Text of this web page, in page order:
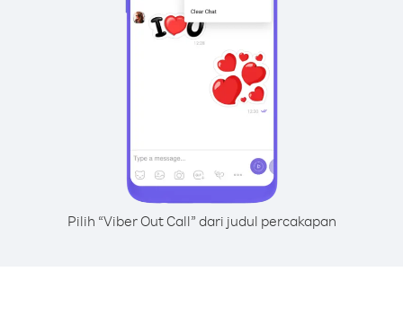
Pilih “Viber Out Call” dari judul percakapan